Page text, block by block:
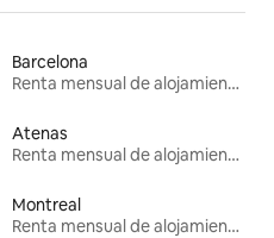
Barcelona
Renta mensual de alojamientos
Atenas
Renta mensual de alojamientos
Montreal
Renta mensual de alojamientos